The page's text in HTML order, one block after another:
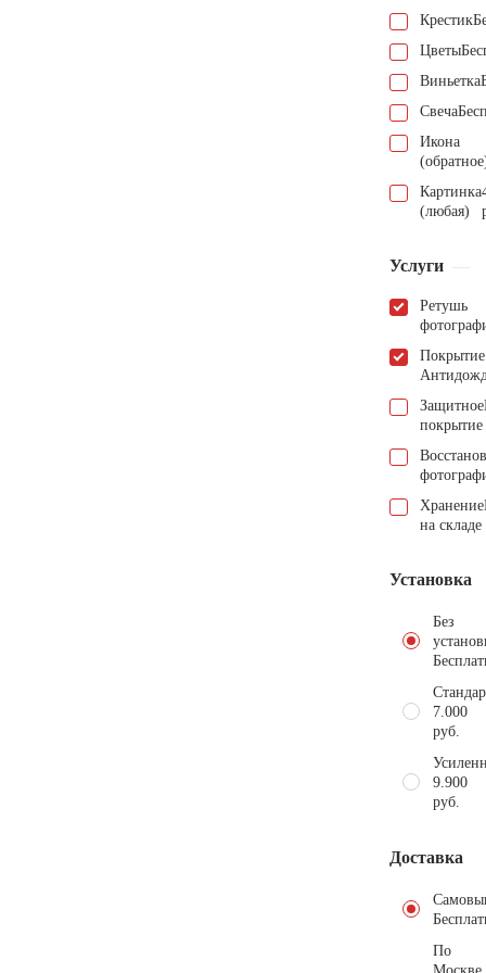
Крестик
Цветы
Виньетка
Свеча
Икона
Картинка
(любая)
Услуги
Ретушь
Покрытие
Защитное
покрытие
Хранение
на складе
Установка
Без
7.000
руб.
9.900
руб.
Доставка
По